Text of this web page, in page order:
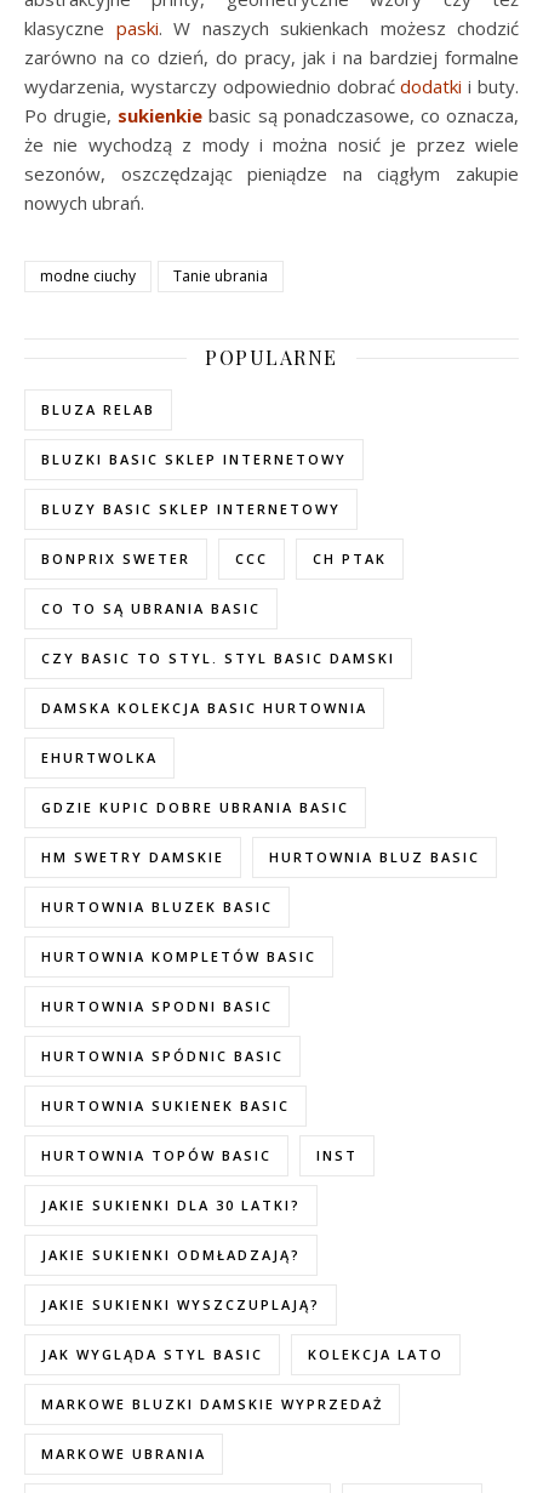
klasyczne paski. W naszych sukienkach możesz chodzić
zarówno na co dzień, do pracy, jak i na bardziej formalne
wydarzenia, wystarczy odpowiednio dobraćdodatki i buty.
Po drugie, sukienkie basic są ponadczasowe, co oznacza,
że nie wychodzą z mody i można nosić je przez wiele
sezonów, oszczędzając pieniądze na ciągłym zakupie
nowych ubrań.
modne ciuchy Tanie ubrania
POPULARNE
BLUZA RELAB
BLUZKI BASIC SKLEP INTERNETOWY
BLUZY BASIC SKLEP INTERNETOWY
BONPRIX SWETER CCC CH PTAK
CO TO SĄ UBRANIA BASIC
CZY BASIC TO STYL. STYL BASIC DAMSKI
DAMSKA KOLEKCJA BASIC HURTOWNIA
EHURTWOLKA
GDZIE KUPIC DOBRE UBRANIA BASIC
HM SWETRY DAMSKIE HURTOWNIA BLUZ BASIC
HURTOWNIA BLUZEK BASIC
HURTOWNIA KOMPLETÓW BASIC
HURTOWNIA SPODNI BASIC
HURTOWNIA SPÓDNIC BASIC
HURTOWNIA SUKIENEK BASIC
HURTOWNIA TOPÓW BASIC INST
JAKIE SUKIENKI DLA 30 LATKI?
JAKIE SUKIENKI ODMŁADZAJĄ?
JAKIE SUKIENKI WYSZCZUPLAJĄ?
JAK WYGLĄDA STYL BASIC KOLEKCJA LATO
MARKOWE BLUZKI DAMSKIE WYPRZEDAŻ
MARKOWE UBRANIA